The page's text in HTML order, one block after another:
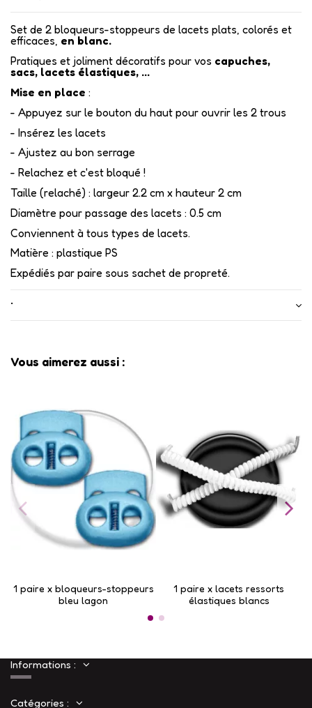
Set de 2 bloqueurs-stoppeurs de lacets plats, colorés et
efficaces, en blanc.
Pratiques et joliment décoratifs pour vos capuches,
sacs, lacets élastiques, ...
Mise en place :
- Appuyez sur le bouton du haut pour ouvrir les 2 trous
- Insérez les lacets
- Ajustez au bon serrage
- Relachez et c'est bloqué !
Taille (relaché) : largeur 2.2 cm x hauteur 2 cm
Diamètre pour passage des lacets : 0.5 cm
Conviennent à tous types de lacets.
Matière : plastique PS
Expédiés par paire sous sachet de propreté.
•
Vous aimerez aussi :
1 paire x bloqueurs-stoppeurs
bleu lagon
1 paire x lacets ressorts
élastiques blancs
Informations :
Catégories :